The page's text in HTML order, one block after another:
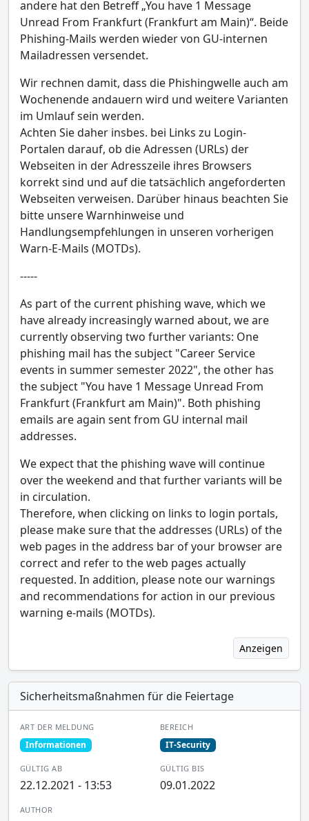
andere hat den Betreff „You have 1 Message
Unread From Frankfurt (Frankfurt am Main)“. Beide
Phishing-Mails werden wieder von GU-internen
Mailadressen versendet.
Wir rechnen damit, dass die Phishingwelle auch am
Wochenende andauern wird und weitere Varianten
im Umlauf sein werden.
Achten Sie daher insbes. bei Links zu Login-
Portalen darauf, ob die Adressen (URLs) der
Webseiten in der Adresszeile ihres Browsers
korrekt sind und auf die tatsächlich angeforderten
Webseiten verweisen. Darüber hinaus beachten Sie
bitte unsere Warnhinweise und
Handlungsempfehlungen in unseren vorherigen
Warn-E-Mails (MOTDs).
-----
As part of the current phishing wave, which we
have already increasingly warned about, we are
currently observing two further variants: One
phishing mail has the subject "Career Service
events in summer semester 2022", the other has
the subject "You have 1 Message Unread From
Frankfurt (Frankfurt am Main)". Both phishing
emails are again sent from GU internal mail
addresses.
We expect that the phishing wave will continue
over the weekend and that further variants will be
in circulation.
Therefore, when clicking on links to login portals,
please make sure that the addresses (URLs) of the
web pages in the address bar of your browser are
correct and refer to the web pages actually
requested. In addition, please note our warnings
and recommendations for action in our previous
warning e-mails (MOTDs).
Anzeigen
Sicherheitsmaßnahmen für die Feiertage
ART DER MELDUNG
Informationen
BEREICH
IT-Security
GÜLTIG AB
22.12.2021 - 13:53
GÜLTIG BIS
09.01.2022
AUTHOR